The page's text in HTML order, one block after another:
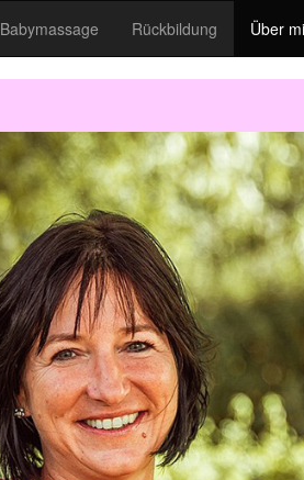
Babymassage Rückbildung Über